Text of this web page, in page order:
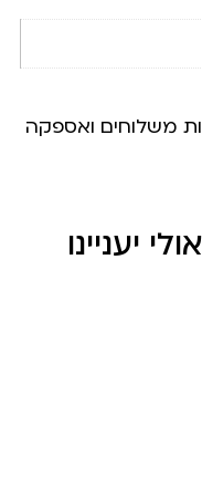
משלוחים ואספקה
יעניינו